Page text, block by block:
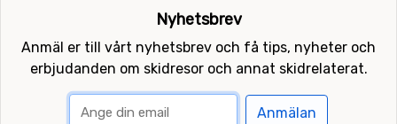
Fügen-Spieljoch
Gerlos
Nyhetsbrev
Anmäl er till vårt nyhetsbrev och få tips, nyheter och
erbjudanden om skidresor och annat skidrelaterat.
Anmälan